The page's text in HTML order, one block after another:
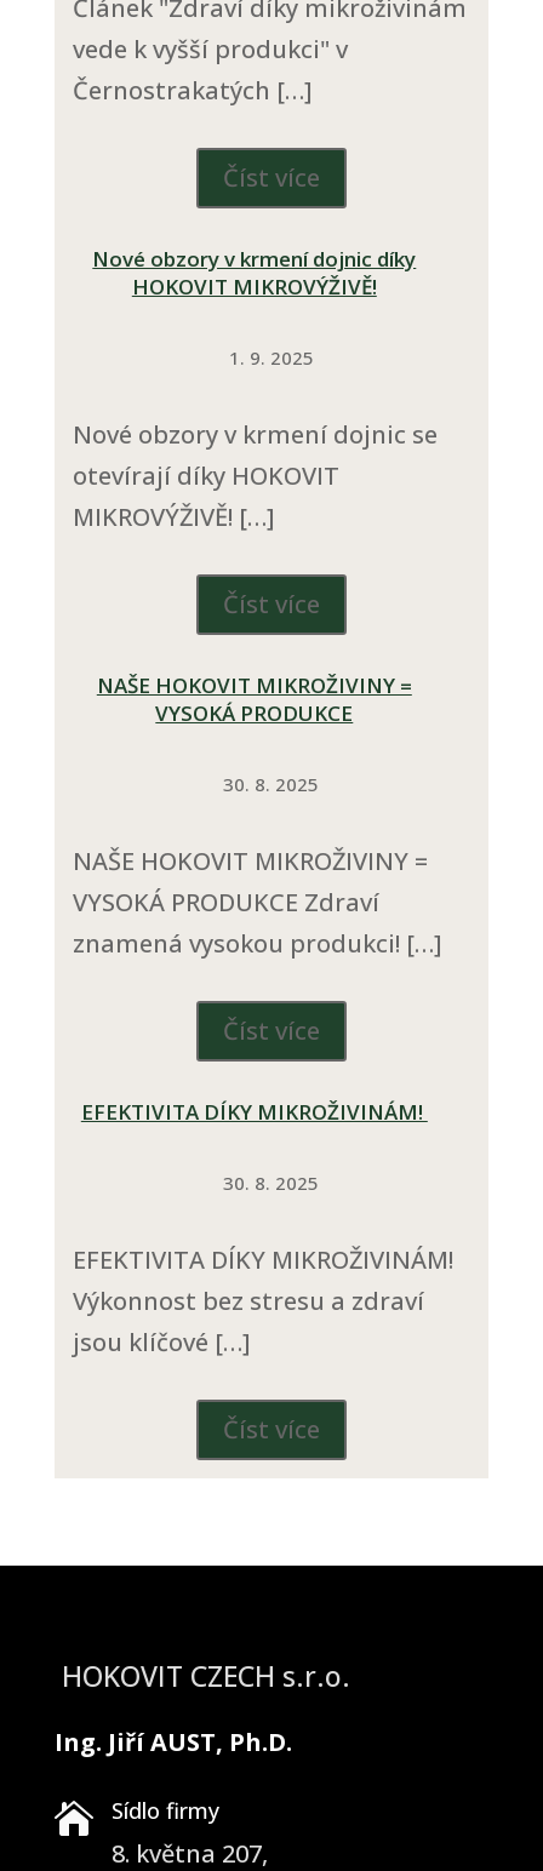
Článek "Zdraví díky mikroživinám
vede k vyšší produkci" v
Černostrakatých […]
Číst více
Nové obzory v krmení dojnic díky
HOKOVIT MIKROVÝŽIVĚ!
1. 9. 2025
Nové obzory v krmení dojnic se
otevírají díky HOKOVIT
MIKROVÝŽIVĚ! […]
Číst více
NAŠE HOKOVIT MIKROŽIVINY =
VYSOKÁ PRODUKCE
30. 8. 2025
NAŠE HOKOVIT MIKROŽIVINY =
VYSOKÁ PRODUKCE Zdraví
znamená vysokou produkci! […]
Číst více
EFEKTIVITA DÍKY MIKROŽIVINÁM!
30. 8. 2025
EFEKTIVITA DÍKY MIKROŽIVINÁM!
Výkonnost bez stresu a zdraví
jsou klíčové […]
Číst více
HOKOVIT CZECH s.r.o.
Ing. Jiří AUST, Ph.D.
 Sídlo firmy
8. května 207,